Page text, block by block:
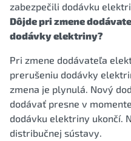
zabezpečili dodávku
Dôjde pri zmene
dodávky elektriny?
Pri zmene dodávateľa
prerušeniu dodávky
zmena je plynulá. Nový
dodávať presne v
dodávku elektriny ukončí.
distribučnej sústavy.